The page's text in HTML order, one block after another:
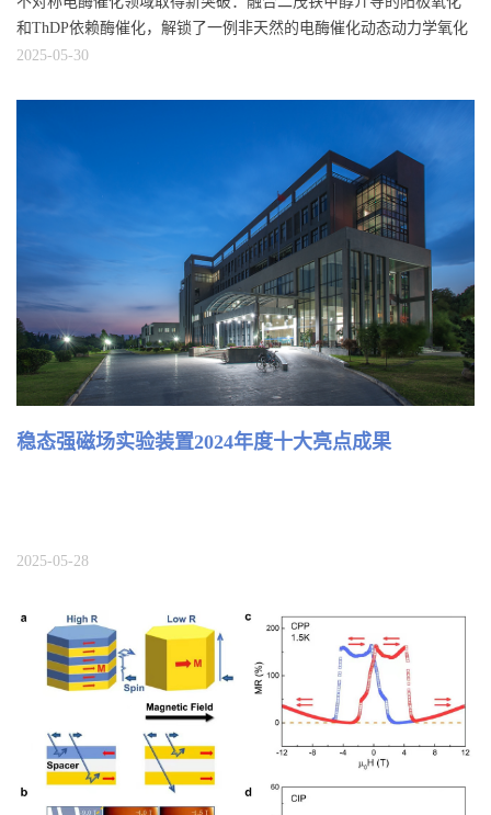
和ThDP依赖酶催化，解锁了一例非天然的电酶催化动态动力学氧化
新体系。为了阐明电化学驱动下ThDP酶活性中心的催化机制及其立
2025-05-30
稳态强磁场实验装置2024年度十大亮点成果
2025-05-28